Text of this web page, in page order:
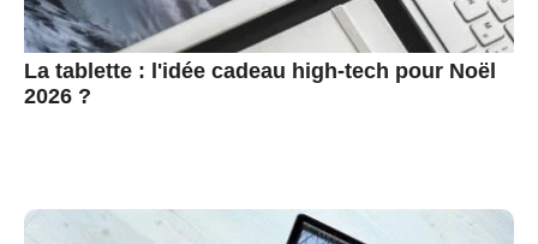
La tablette : l'idée cadeau high-tech pour Noël
2026 ?